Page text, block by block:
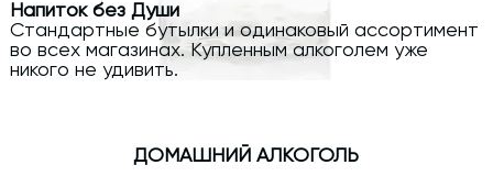
Напиток без Души
Стандартные бутылки и одинаковый ассортимент
во всех магазинах. Купленным алкоголем уже
никого не удивить.
ДОМАШНИЙ АЛКОГОЛЬ